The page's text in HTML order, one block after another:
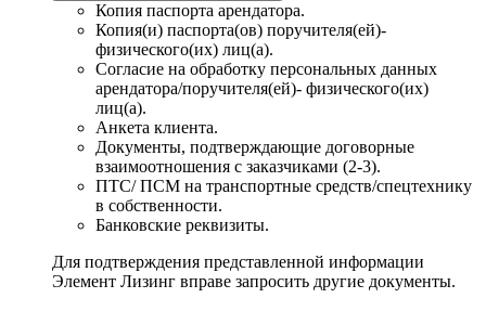
Копия паспорта арендатора.
Копия(и) паспорта(ов) поручителя(ей)-
физического(их) лиц(а).
Согласие на обработку персональных данных
арендатора/поручителя(ей)- физического(их)
лиц(а).
Анкета клиента.
Документы, подтверждающие договорные
взаимоотношения с заказчиками (2-3).
ПТС/ ПСМ на транспортные средств/спецтехнику
в собственности.
Банковские реквизиты.
Для подтверждения представленной информации
Элемент Лизинг вправе запросить другие документы.